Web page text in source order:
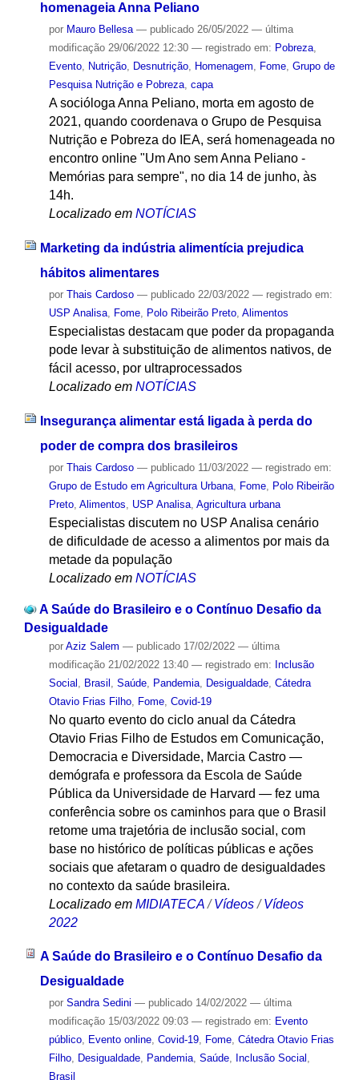
homenageia Anna Peliano
por Mauro Bellesa — publicado26/05/2022 — última
modificação29/06/2022 12:30 — registrado em: Pobreza,
Evento, Nutrição, Desnutrição, Homenagem, Fome, Grupo de
Pesquisa Nutrição e Pobreza, capa
A socióloga Anna Peliano, morta em agosto de
2021, quando coordenava o Grupo de Pesquisa
Nutrição e Pobreza do IEA, será homenageada no
encontro online "Um Ano sem Anna Peliano -
Memórias para sempre", no dia 14 de junho, às
14h.
Localizado em NOTÍCIAS
Marketing da indústria alimentícia prejudica
hábitos alimentares
por Thais Cardoso — publicado22/03/2022 — registrado em:
USP Analisa, Fome, Polo Ribeirão Preto, Alimentos
Especialistas destacam que poder da propaganda
pode levar à substituição de alimentos nativos, de
fácil acesso, por ultraprocessados
Localizado em NOTÍCIAS
Insegurança alimentar está ligada à perda do
poder de compra dos brasileiros
por Thais Cardoso — publicado11/03/2022 — registrado em:
Grupo de Estudo em Agricultura Urbana, Fome,
Polo Ribeirão
Preto, Alimentos USP Analisa, Agricultura urbana
Especialistas discutem no USP Analisa cenário
de dificuldade de acesso a alimentos por mais da
metade da população
Localizado em NOTÍCIAS
A Saúde do Brasileiro e o Contínuo Desafio da
Desigualdade
por Aziz Salem — publicado17/02/2022 — última
modificação21/02/2022 13:40 — registrado em: Inclusão
Social
Brasil Saúde, Pandemia, Desigualdade, Cátedra
Otavio Frias Filho, Fome, Covid-19
No quarto evento do ciclo anual da Cátedra
Otavio Frias Filho de Estudos em Comunicação,
Democracia e Diversidade, Marcia Castro —
demógrafa e professora da Escola de Saúde
Pública da Universidade de Harvard — fez uma
conferência sobre os caminhos para que o Brasil
retome uma trajetória de inclusão social, com
base no histórico de políticas públicas e ações
sociais que afetaram o quadro de desigualdades
no contexto da saúde brasileira.
Localizado em MIDIATECA /Vídeos /Vídeos
2022
A Saúde do Brasileiro e o Contínuo Desafio da
Desigualdade
por Sandra Sedini — publicado14/02/2022 — última
modificação15/03/2022 09:03 — registrado em: Evento
público, Evento online, Covid-19, Fome, Cátedra Otavio Frias
Filho, Desigualdade, Pandemia, Saúde, Inclusão Social ,
Brasil